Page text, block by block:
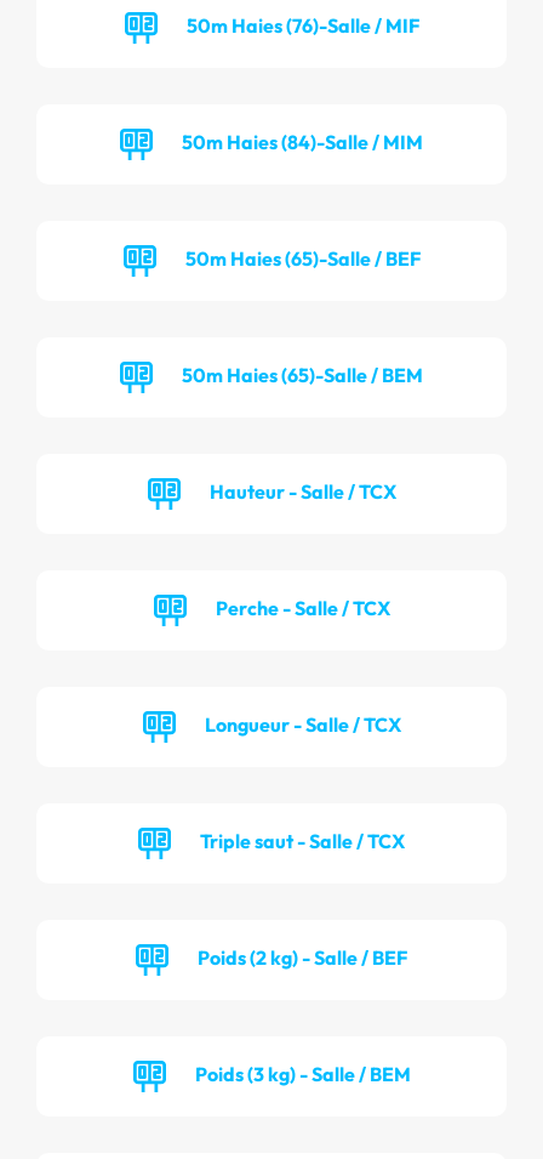
50m Haies (76)-Salle / MIF
50m Haies (84)-Salle / MIM
50m Haies (65)-Salle / BEF
50m Haies (65)-Salle / BEM
Hauteur - Salle / TCX
Perche - Salle / TCX
Longueur - Salle / TCX
Triple saut - Salle / TCX
Poids (2 kg) - Salle / BEF
Poids (3 kg) - Salle / BEM